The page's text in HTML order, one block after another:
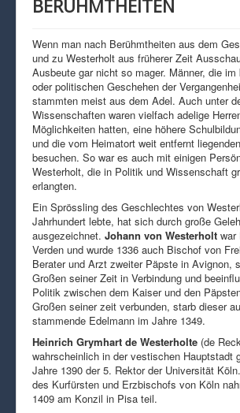
BERÜHMTHEITEN
Wenn man nach Berühmtheiten aus dem
und zu Westerholt aus früherer Zeit
Ausbeute gar nicht so mager. Männer, die im
oder politischen Geschehen der
stammten meist aus dem Adel. Auch unter
Wissenschaften waren vielfach adelige
Möglichkeiten hatten, eine höhere
und die vom Heimatort weit entfernt
besuchen. So war es auch mit einigen
Westerholt, die in Politik und Wissenschaft
erlangten.
Ein Sprössling des Geschlechtes von
Jahrhundert lebte, hat sich durch große
ausgezeichnet. Johann von Westerholt war
Verden und wurde 1336 auch Bischof von
Berater und Arzt zweiter Päpste in Avignon,
Großen seiner Zeit in Verbindung und
Politik zwischen dem Kaiser und den
Großen seiner zeit verbunden, starb dieser
stammende Edelmann im Jahre 1349.
Heinrich Grymhart de Westerholte (de
wahrscheinlich in der vestischen Hauptstadt
Jahre 1390 der 5. Rektor der Universität
des Kurfürsten und Erzbischofs von Köln
1409 am Konzil in Pisa teil.